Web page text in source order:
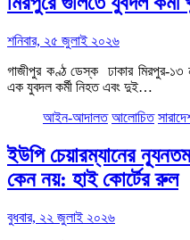
শনিবার, ২৫ জুলাই ২০২৬
গাজীপুর কণ্ঠ ডেস্ক ঢাকার মিরপুর-১৩
এক যুবদল কর্মী নিহত এবং দুই…
আইন-আদালত আলোচিত
ইউপি চেয়ারম্যানের
কেন নয়: হাই কোর্টের রুল
বুধবার, ২২ জুলাই ২০২৬